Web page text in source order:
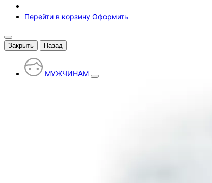
Перейти в корзину Оформить
Закрыть Назад
МУЖЧИНАМ